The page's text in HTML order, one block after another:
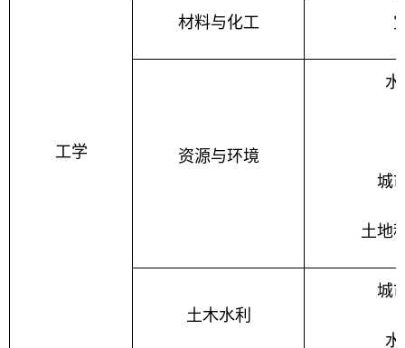
工学
材料与化工
资源与环境
城
土地
土木水利
城